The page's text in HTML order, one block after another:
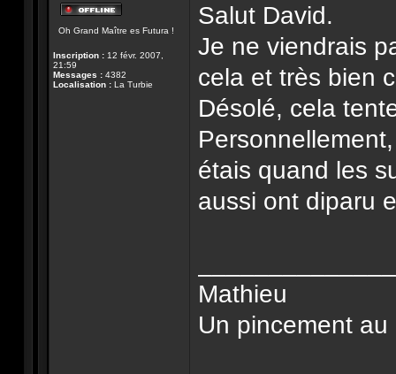
ligne
Oh Grand Maître es Futura !
Inscription : 12 févr. 2007,
21:59
Messages : 4382
Localisation : La Turbie
Salut David.
Je ne viendrais
cela et très bien
Désolé, cela
étais quand les
aussi ont diparu
Mathieu
Un pincement